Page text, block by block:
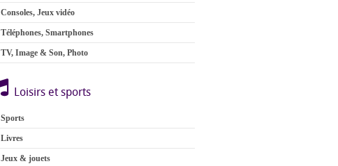
Consoles, Jeux vidéo
Téléphones, Smartphones
TV, Image & Son, Photo
Loisirs et sports
Sports
Livres
Jeux & jouets